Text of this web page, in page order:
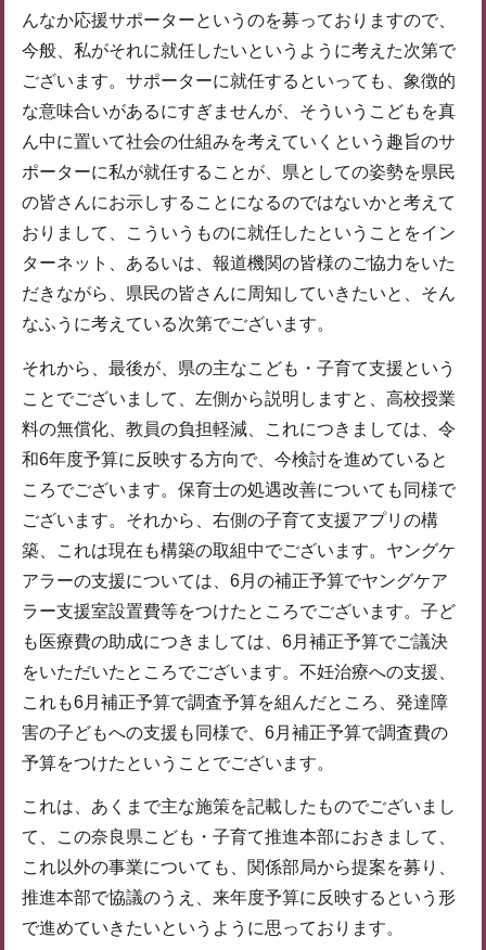
んなか応援サポーターというのを募っておりますので、
今般、私がそれに就任したいというように考えた次第で
ございます。サポーターに就任するといっても、象徴的
な意味合いがあるにすぎませんが、そういうこどもを真
ん中に置いて社会の仕組みを考えていくという趣旨のサ
ポーターに私が就任することが、県としての姿勢を県民
の皆さんにお示しすることになるのではないかと考えて
おりまして、こういうものに就任したということをイン
ターネット、あるいは、報道機関の皆様のご協力をいた
だきながら、県民の皆さんに周知していきたいと、そん
なふうに考えている次第でございます。
それから、最後が、県の主なこども・子育て支援という
ことでございまして、左側から説明しますと、高校授業
料の無償化、教員の負担軽減、これにつきましては、令
和6年度予算に反映する方向で、今検討を進めていると
ころでございます。保育士の処遇改善についても同様で
ございます。それから、右側の子育て支援アプリの構
築、これは現在も構築の取組中でございます。ヤングケ
アラーの支援については、6月の補正予算でヤングケア
ラー支援室設置費等をつけたところでございます。子ど
も医療費の助成につきましては、6月補正予算でご議決
をいただいたところでございます。不妊治療への支援、
これも6月補正予算で調査予算を組んだところ、発達障
害の子どもへの支援も同様で、6月補正予算で調査費の
予算をつけたということでございます。
これは、あくまで主な施策を記載したものでございまし
て、この奈良県こども・子育て推進本部におきまして、
これ以外の事業についても、関係部局から提案を募り、
推進本部で協議のうえ、来年度予算に反映するという形
で進めていきたいというように思っております。